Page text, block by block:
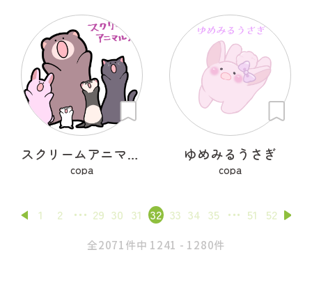
スクリームアニマルズ
copa
ゆめみるうさぎ
copa
1 2 29 30 31 32 33 34 35 51 52
全2071件中 1241 - 1280件